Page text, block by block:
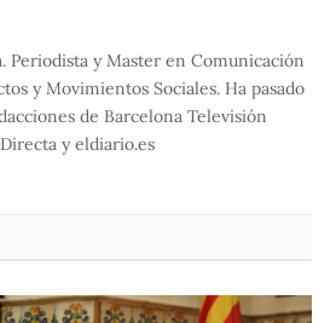
Periodista y Master en Comunicación
y Movimientos Sociales. Ha pasado
de Barcelona Televisión
y eldiario.es